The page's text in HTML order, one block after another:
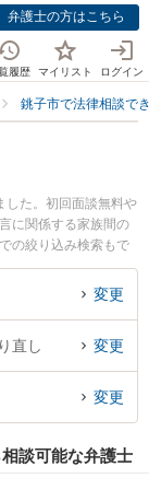
弁護士の方はこちら
履歴 マイリスト ログイン
銚子市で法律相談で
した。初回面談無料や
に関係する家族間の
の絞り込み検索もで
ロフィール情報や弁
や夜間に発生した遺
りの相談者さんにお
変更
直し 変更
変更
談可能な弁護士